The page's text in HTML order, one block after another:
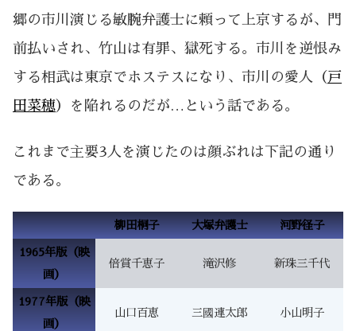
郷の市川演じる敏腕弁護士に頼って上京するが、門
前払いされ、竹山は有罪、獄死する。市川を逆恨み
する相武は東京でホステスになり、市川の愛人（ 戸
田菜穂）を陥れるのだが…という話である。
これまで主要3人を演じたのは顔ぶれは下記の通り
である。
柳田桐子 大塚弁護士 河野径子
1965年版（映
画）
倍賞千恵子 滝沢修 新珠三千代
1977年版（映
画）
山口百恵 三國連太郎 小山明子